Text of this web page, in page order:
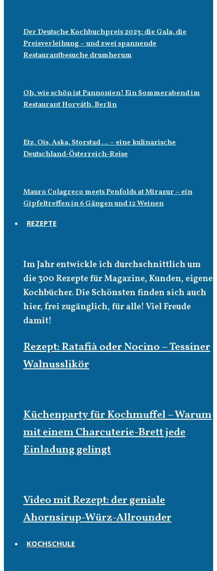
Der Deutsche Kochbuchpreis 2023: die Gala, die
Preisverleihung – und zwei spannende
Restaurantbesuche drumherum
Oh, wie schön ist Pannonien! Ein Sommerabend im
Restaurant Horváth, Berlin
Etz, Ois, Aska, Storstad … – eine kulinarische
Deutschland-Österreich-Reise
Mauro Colagreco meets Penfolds at Mirazur – ein
Gipfeltreffen in 6 Gängen und 12 Weinen
REZEPTE
Im Jahr entwickle ich durchschnittlich um
die 300 Rezepte für Magazine, Kunden, eigene
Kochbücher. Die Schönsten finden sich auch
hier, frei zugänglich, für alle! Viel Freude
damit!
Rezept: Ratafià oder Nocino – Tessiner
Walnusslikör
Küchenparty für Kochmuffel – Warum
mit einem Charcuterie-Brett jede
Einladung gelingt
Video mit Rezept: der geniale
Ahornsirup-Würz-Allrounder
KOCHSCHULE